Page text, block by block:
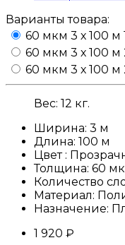
Варианты товара:
60 мкм 3 х 100 м
60 мкм 3 х 100 м
60 мкм 3 х 100 м
Вес: 12 кг.
Ширина: 3 м
Длина: 100 м
Цвет :
Толщина: 60
Количество
Материал:
Назначение:
1 920 ₽